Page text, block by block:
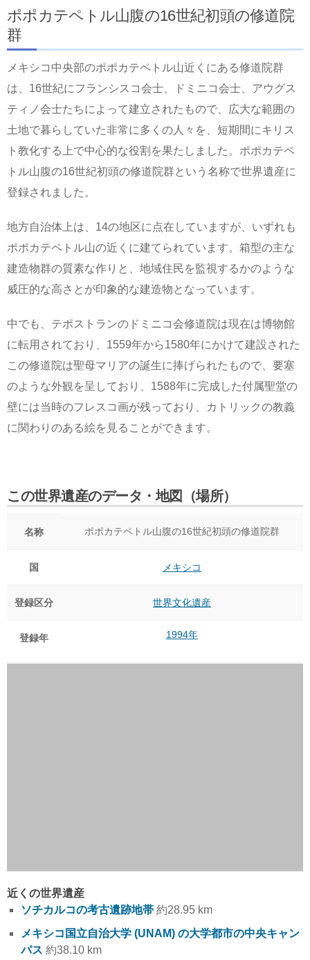
ポポカテペトル山腹の16世紀初頭の修道院
群
メキシコ中央部のポポカテペトル山近くにある修道院群
は、16世紀にフランシスコ会士、ドミニコ会士、アウグス
ティノ会士たちによって建立されたもので、広大な範囲の
土地で暮らしていた非常に多くの人々を、短期間にキリス
ト教化する上で中心的な役割を果たしました。ポポカテペ
トル山腹の16世紀初頭の修道院群という名称で世界遺産に
登録されました。
地方自治体上は、14の地区に点在していますが、いずれも
ポポカテペトル山の近くに建てられています。箱型の主な
建造物群の質素な作りと、地域住民を監視するかのような
威圧的な高さとが印象的な建造物となっています。
中でも、テポストランのドミニコ会修道院は現在は博物館
に転用されており、1559年から1580年にかけて建設された
この修道院は聖母マリアの誕生に捧げられたもので、要塞
のような外観を呈しており、1588年に完成した付属聖堂の
壁には当時のフレスコ画が残っており、カトリックの教義
に関わりのある絵を見ることができます。
この世界遺産のデータ・地図（場所）
名称 ポポカテペトル山腹の16世紀初頭の修道院群
国 メキシコ
登録区分 世界文化遺産
登録年 1994年
近くの世界遺産
ソチカルコの考古遺跡地帯 約28.95 km
メキシコ国立自治大学 (UNAM) の大学都市の中央キャン
パス 約38.10 km